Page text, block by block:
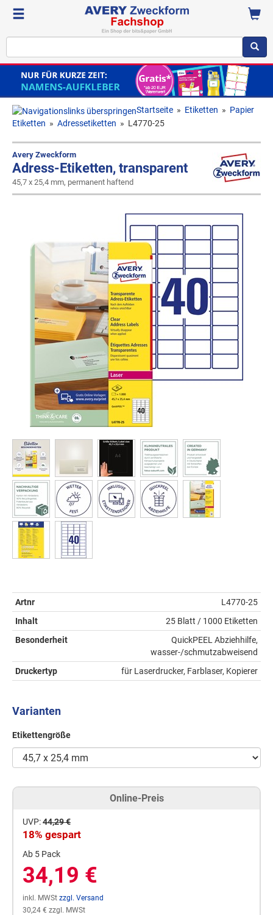
Startseite » Etiketten » Papier
Etiketten » Adressetiketten » L4770-25
Avery Zweckform
Adress-Etiketten, transparent
45,7 x 25,4 mm, permanent haftend
Artnr
L4770-25
Inhalt
25 Blatt / 1000 Etiketten
Besonderheit
QuickPEEL Abziehhilfe,
wasser-/schmutzabweisend
Druckertyp
für Laserdrucker, Farblaser, Kopierer
Varianten
Etikettengröße
Online-Preis
UVP:44,29 €
18% gespart
Ab 5 Pack
34,19 €
inkl. MWSt zzgl. Versand
30,24 € zzgl. MWSt